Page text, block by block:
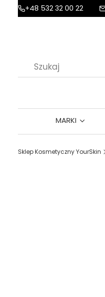
+48 532 32 00 22
MARKI
Sklep Kosmetyczny YourSkin